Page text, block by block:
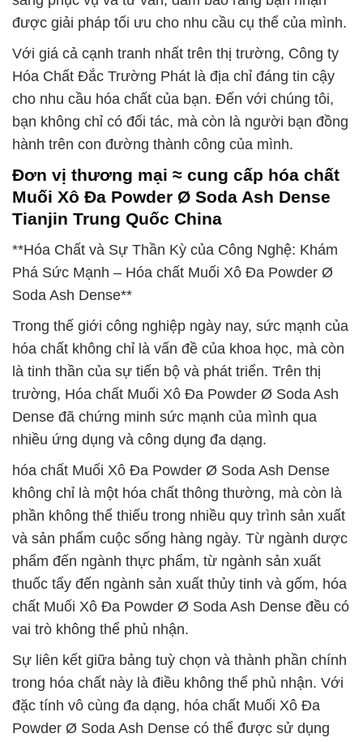
được giải pháp tối ưu cho nhu cầu cụ thể của mình.
Với giá cả cạnh tranh nhất trên thị trường, Công ty
Hóa Chất Đắc Trường Phát là địa chỉ đáng tin cậy
cho nhu cầu hóa chất của bạn. Đến với chúng tôi,
bạn không chỉ có đối tác, mà còn là người bạn đồng
hành trên con đường thành công của mình.
Đơn vị thương mại ≈ cung cấp hóa chất
Muối Xô Đa Powder Ø Soda Ash Dense
Tianjin Trung Quốc China
**Hóa Chất và Sự Thần Kỳ của Công Nghệ: Khám
Phá Sức Mạnh – Hóa chất Muối Xô Đa Powder Ø
Soda Ash Dense**
Trong thế giới công nghiệp ngày nay, sức mạnh của
hóa chất không chỉ là vấn đề của khoa học, mà còn
là tinh thần của sự tiến bộ và phát triển. Trên thị
trường, Hóa chất Muối Xô Đa Powder Ø Soda Ash
Dense đã chứng minh sức mạnh của mình qua
nhiều ứng dụng và công dụng đa dạng.
hóa chất Muối Xô Đa Powder Ø Soda Ash Dense
không chỉ là một hóa chất thông thường, mà còn là
phần không thể thiếu trong nhiều quy trình sản xuất
và sản phẩm cuộc sống hàng ngày. Từ ngành dược
phẩm đến ngành thực phẩm, từ ngành sản xuất
thuốc tẩy đến ngành sản xuất thủy tinh và gốm, hóa
chất Muối Xô Đa Powder Ø Soda Ash Dense đều có
vai trò không thể phủ nhận.
Sự liên kết giữa bảng tuỳ chọn và thành phần chính
trong hóa chất này là điều không thể phủ nhận. Với
đặc tính vô cùng đa dạng, hóa chất Muối Xô Đa
Powder Ø Soda Ash Dense có thể được sử dụng